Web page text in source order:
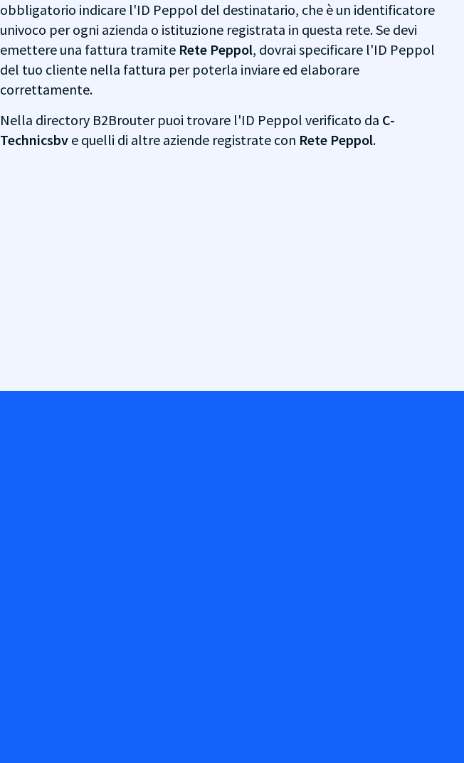
obbligatorio indicare l'ID Peppol del destinatario, che è un identificatore
univoco per ogni azienda o istituzione registrata in questa rete. Se devi
emettere una fattura tramite Rete Peppol, dovrai specificare l'ID Peppol
del tuo cliente nella fattura per poterla inviare ed elaborare
correttamente.
Nella directory B2Brouter puoi trovare l'ID Peppol verificato da C-
Technicsbv e quelli di altre aziende registrate con Rete Peppol.